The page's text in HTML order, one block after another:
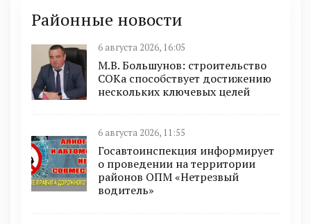
Районные новости
6 августа 2026, 16:05
М.В. Большунов: строительство
СОКа способствует достижению
нескольких ключевых целей
6 августа 2026, 11:55
Госавтоинспекция информирует
о проведении на территории
районов ОПМ «Нетрезвый
водитель»